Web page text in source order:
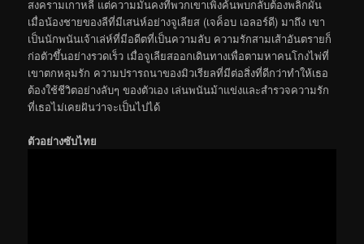
สงครามเกาหลี แต่ความมั่นคงที่พวกเขาเพิ่งค้นพบกลับต้องพลิกผัน
เมื่อน้องชายของลีที่มีเสน่ห์อย่างจูเลียส (เจค็อบ เอลอร์ดี) มาถึง เขา
เป็นนักพนันเจ้าเล่ห์ที่มีอดีตที่เป็นความลับ ความรักสามเส้าอันตรายก็
ก่อตัวขึ้นอย่างรวดเร็ว เมื่อจูเลียสออกเดินทางเพื่อตามหาคนโกงไพ่ที่
เขาตกหลุมรัก ความปรารถนาของมิวเรียลที่มีต่อสิ่งที่ดีกว่าทำให้เธอ
ต้องใช้ชีวิตอย่างลับๆ ของตัวเอง เล่นพนันม้าแข่งและสำรวจความรัก
ที่เธอไม่เคยฝันว่าจะเป็นไปได้
ตัวอย่างซับไทย